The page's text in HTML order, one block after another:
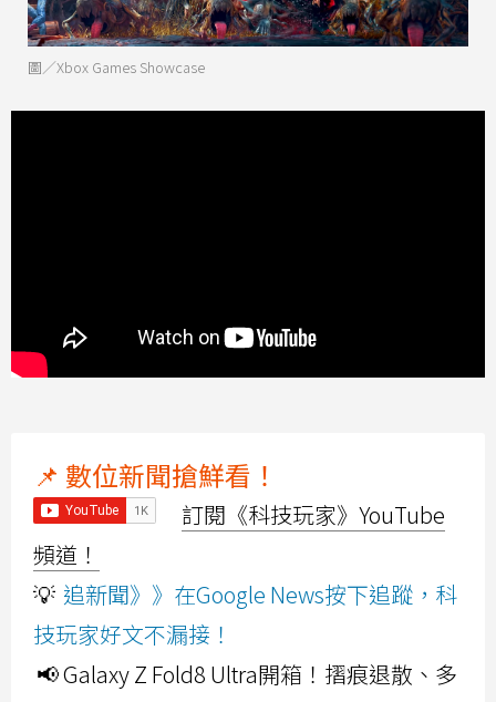
圖／Xbox Games Showcase
📌 數位新聞搶鮮看！
訂閱《科技玩家》YouTube
頻道！
💡 追新聞》》在Google News按下追蹤，科
技玩家好文不漏接！
📢 Galaxy Z Fold8 Ultra開箱！摺痕退散、多